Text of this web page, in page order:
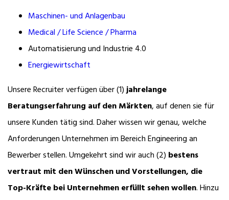
Maschinen- und Anlagenbau
Medical / Life Science / Pharma
Automatisierung und Industrie 4.0
Energiewirtschaft
Unsere Recruiter verfügen über (1)jahrelange
Beratungserfahrung auf den Märkten, auf denen sie für
unsere Kunden tätig sind. Daher wissen wir genau, welche
Anforderungen Unternehmen im Bereich Engineering an
Bewerber stellen. Umgekehrt sind wir auch (2) bestens
vertraut mit den Wünschen und Vorstellungen, die
Top-Kräfte bei Unternehmen erfüllt sehen wollen. Hinzu